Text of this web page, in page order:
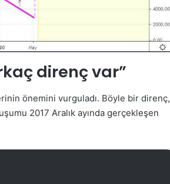
direnç var”
önemini vurguladı. Böyle bir direnç,
2017 Aralık ayında gerçekleşen